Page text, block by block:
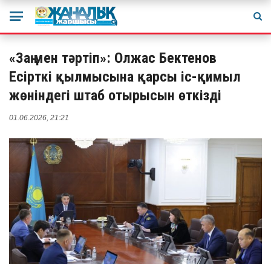
«Заң мен тәртіп»: Олжас Бектенов
Есірткі қылмысына қарсы іс-қимыл
жөніндегі штаб отырысын өткізді
01.06.2026, 21:21